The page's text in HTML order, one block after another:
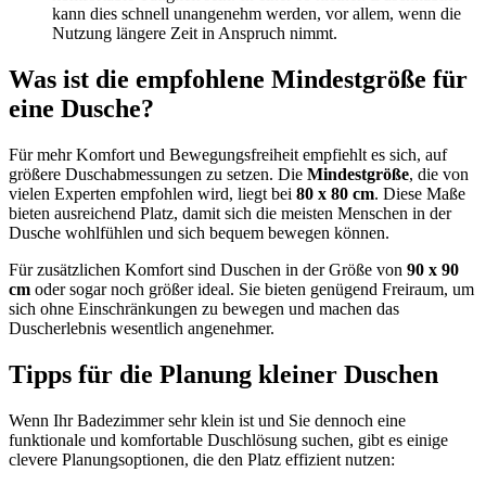
kann dies schnell unangenehm werden, vor allem, wenn die
Nutzung längere Zeit in Anspruch nimmt.
Was ist die empfohlene Mindestgröße für
eine Dusche?
Für mehr Komfort und Bewegungsfreiheit empfiehlt es sich, auf
größere Duschabmessungen zu setzen. Die Mindestgröße, die von
vielen Experten empfohlen wird, liegt bei 80 x 80 cm. Diese Maße
bieten ausreichend Platz, damit sich die meisten Menschen in der
Dusche wohlfühlen und sich bequem bewegen können.
Für zusätzlichen Komfort sind Duschen in der Größe von 90 x 90
cm oder sogar noch größer ideal. Sie bieten genügend Freiraum, um
sich ohne Einschränkungen zu bewegen und machen das
Duscherlebnis wesentlich angenehmer.
Tipps für die Planung kleiner Duschen
Wenn Ihr Badezimmer sehr klein ist und Sie dennoch eine
funktionale und komfortable Duschlösung suchen, gibt es einige
clevere Planungsoptionen, die den Platz effizient nutzen: